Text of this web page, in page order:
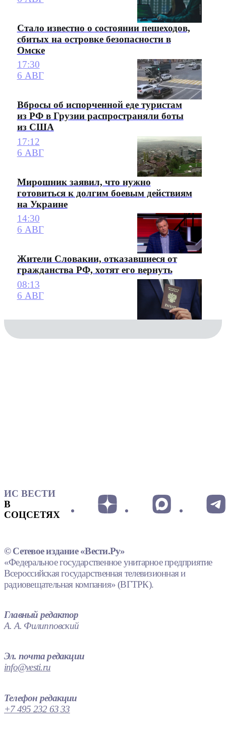
Стало известно о состоянии пешеходов,
сбитых на островке безопасности в
Омске
17:30
6 АВГ
Вбросы об испорченной еде туристам
из РФ в Грузии распространяли боты
из США
17:12
6 АВГ
Мирошник заявил, что нужно
готовиться к долгим боевым действиям
на Украине
14:30
6 АВГ
Жители Словакии, отказавшиеся от
гражданства РФ, хотят его вернуть
08:13
6 АВГ
ИС ВЕСТИ
В
СОЦСЕТЯХ
© Сетевое издание «Вести.Ру»
«Федеральное государственное унитарное предприятие
Всероссийская государственная телевизионная и
радиовещательная компания» (ВГТРК).
Главный редактор
А. А. Филипповский
Эл. почта редакции
info@vesti.ru
Телефон редакции
+7 495 232 63 33